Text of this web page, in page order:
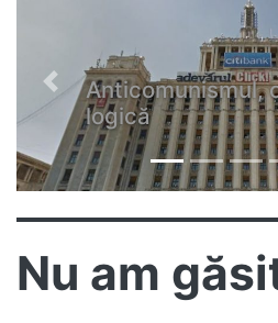
Anticomunismul,
logică
Previous
Nu am